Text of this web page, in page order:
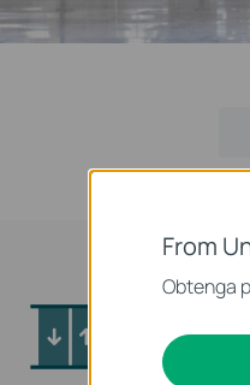
From
Obtenga